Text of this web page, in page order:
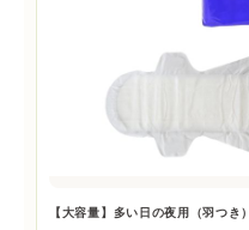
【大容量】多い日の夜用（羽つき）